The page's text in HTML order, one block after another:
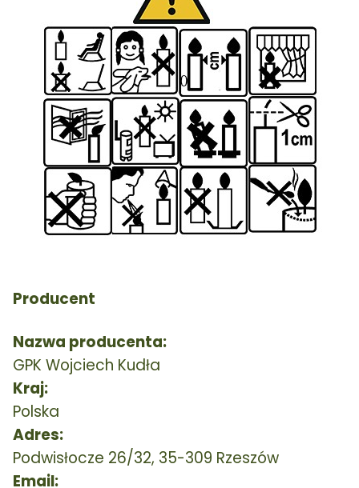
Producent
Nazwa producenta:
GPK Wojciech Kudła
Kraj:
Polska
Adres:
Podwisłocze 26/32, 35-309 Rzeszów
Email: